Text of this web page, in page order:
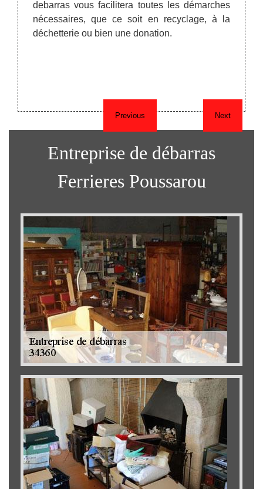
Previous
debarras vous facilitera toutes les démarches
nécessaires, que ce soit en recyclage, à la
déchetterie ou bien une donation.
Next
Entreprise de débarras
Ferrieres Poussarou